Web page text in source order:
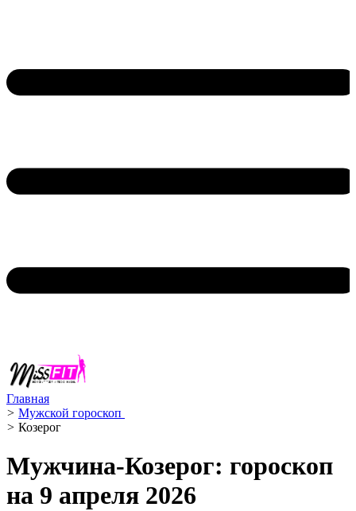
Главная
> Мужской гороскоп ️
> Козерог ️
Мужчина-Козерог: гороскоп
на 9 апреля 2026